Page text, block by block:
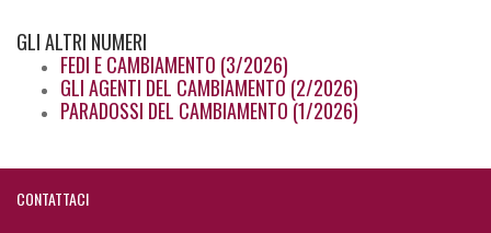
GLIALTRI NUMERI
FEDI E CAMBIAMENTO (3/2026)
GLI AGENTI DEL CAMBIAMENTO (2/2026)
PARADOSSI DEL CAMBIAMENTO (1/2026)
CONTATTACI